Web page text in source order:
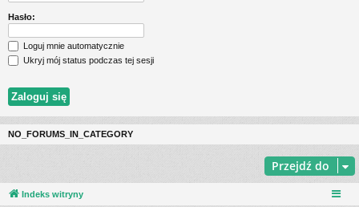
Hasło:
Loguj mnie automatycznie
Ukryj mój status podczas tej sesji
NO_FORUMS_IN_CATEGORY
Przejdź do
Indeks witryny